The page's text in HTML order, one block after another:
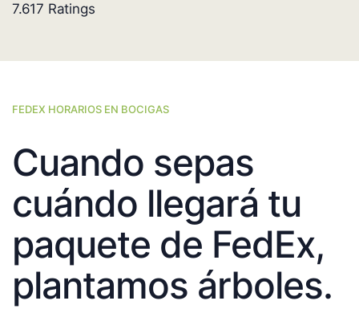
7.617 Ratings
FEDEX HORARIOS EN BOCIGAS
Cuando sepas
cuándo llegará tu
paquete de FedEx,
plantamos árboles.